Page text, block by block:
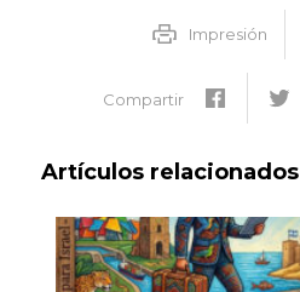
Impresión
Compartir
Artículos relacionados